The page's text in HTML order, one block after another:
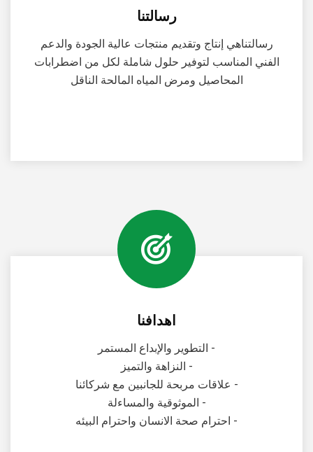
رسالتنا
رسالتناهي إنتاج وتقديم منتجات عالية الجودة والدعم
الفني المناسب لتوفير حلول شاملة لكل من اضطرابات
المحاصيل ومرض المياه المالحة الناقل
اهدافنا
- التطوير والإبداع المستمر
- النزاهة والتميز
- علاقات مربحة للجانبين مع شركائنا
- الموثوقية والمساءلة
- احترام صحة الانسان واحترام البيئه